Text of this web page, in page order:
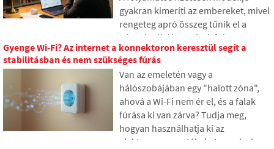
gyakran kimeríti az embereket, mivel
rengeteg apró összeg tűnik el a
pénztárcából, amelyek fokozatosan
váratlanul magas összegekké
gyűlnek össze. A szövegben a 2026-
os friss adatokra támaszkodunk,
megmutatjuk a szakadékot a
becsléseink és a valóság között, és
négy konkrét lépést kínálunk annak
érdekében, hogy nagyobb kontroll
Gyenge Wi-Fi? Az internet a konnektoron keresztül segít a
stabilitásban és nem szükséges fúrás
Van az emeletén vagy a
hálószobájában egy "halott zóna",
ahová a Wi-Fi nem ér el, és a falak
fúrása ki van zárva? Tudja meg,
hogyan használhatja ki az
elektromos vezetékeket, amelyek